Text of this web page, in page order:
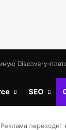
Discovery-
SEO